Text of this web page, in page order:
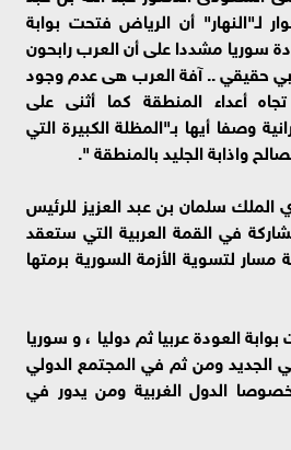
أن الرياض فتحت بوابة
سوريا مشددا على أن العرب رابحون
حقيقي .. آفة العرب هى عدم وجود
أعداء المنطقة كما أثنى على
وصفا أيها بـ"المظلة الكبيرة التي
واذابة الجليد بالمنطقة ".
سلمان بن عبد العزيز للرئيس
في القمة العربية التي ستعقد
لتسوية الأزمة السورية برمتها
العودة عربيا ثم دوليا ، و سوريا
الجديد ومن ثم في المجتمع الدولي
الدول الغربية ومن يدور في